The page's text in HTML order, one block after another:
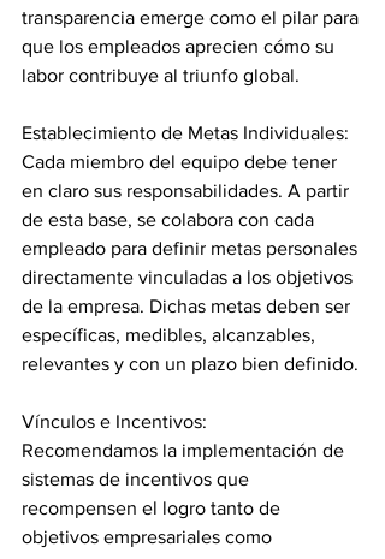
transparencia emerge como el pilar para
que los empleados aprecien cómo su
labor contribuye al triunfo global.
Establecimiento de Metas Individuales:
Cada miembro del equipo debe tener
en claro sus responsabilidades. A partir
de esta base, se colabora con cada
empleado para definir metas personales
directamente vinculadas a los objetivos
de la empresa. Dichas metas deben ser
específicas, medibles, alcanzables,
relevantes y con un plazo bien definido.
Vínculos e Incentivos:
Recomendamos la implementación de
sistemas de incentivos que
recompensen el logro tanto de
objetivos empresariales como